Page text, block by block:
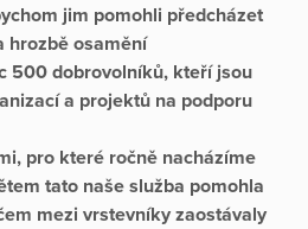
jim pomohli předcházet
hrozbě osamění
500 dobrovolníků, kteří jsou
a projektů na podporu
pro které ročně nacházíme
tato naše služba pomohla
mezi vrstevníky zaostávaly